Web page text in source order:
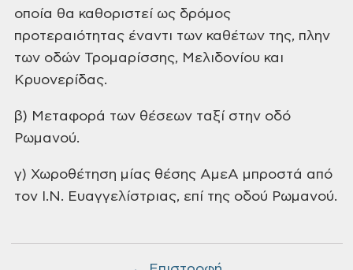
οποία θα καθοριστεί ως δρόμος
προτεραιότητας έναντι των καθέτων της, πλην
των οδών Τρομαρίσσης, Μελιδονίου και
Κρυονερίδας.
β) Μεταφορά των θέσεων ταξί στην οδό
Ρωμανού.
γ) Χωροθέτηση μίας θέσης ΑμεΑ μπροστά από
τον Ι.Ν. Ευαγγελίστριας, επί της οδού Ρωμανού.